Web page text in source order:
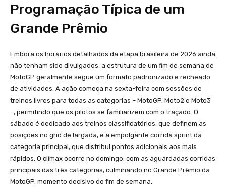
Programação Típica de um
Grande Prêmio
Embora os horários detalhados da etapa brasileira de 2026 ainda
não tenham sido divulgados, a estrutura de um fim de semana de
MotoGP geralmente segue um formato padronizado e recheado
de atividades. A ação começa na sexta-feira com sessões de
treinos livres para todas as categorias – MotoGP, Moto2 e Moto3
–, permitindo que os pilotos se familiarizem com o traçado. O
sábado é dedicado aos treinos classificatórios, que definem as
posições no grid de largada, e à empolgante corrida sprint da
categoria principal, que distribui pontos adicionais aos mais
rápidos. O clímax ocorre no domingo, com as aguardadas corridas
principais das três categorias, culminando no Grande Prêmio da
MotoGP, momento decisivo do fim de semana.